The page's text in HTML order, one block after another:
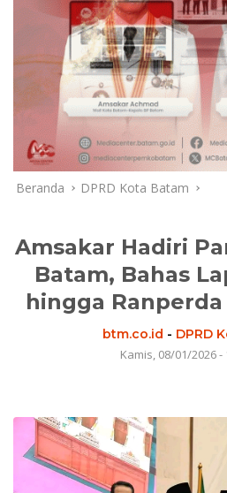
Beranda DPRD Kota Batam
Amsakar Hadiri
Batam, Bahas
hingga
btm.co.id - DPRD
Kamis, 08/01/2026 -